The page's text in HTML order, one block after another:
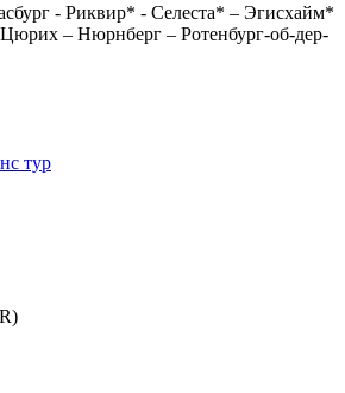
- Риквир* - Селеста* – Эгисхайм*
– Нюрнберг – Ротенбург-об-дер-
тур